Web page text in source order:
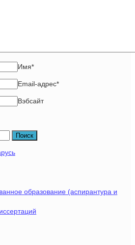
Имя*
Email-адрес*
Вэбсайт
Поиск
образование (аспирантура и